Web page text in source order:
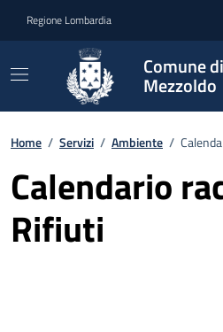
Regione Lombardia
Comune di
Mezzoldo
Home / Servizi / Ambiente /
Calendario
Rifiuti